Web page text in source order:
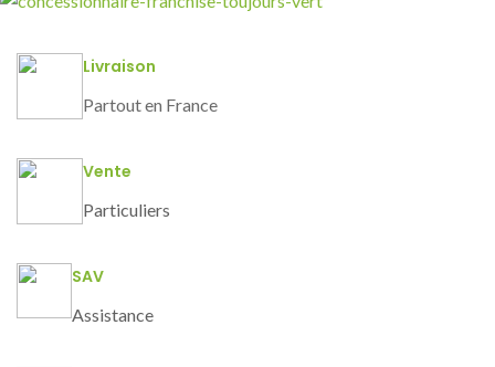
Livraison
Partout en France
Vente
Particuliers
SAV
Assistance